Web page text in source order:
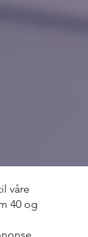
våre
40 og